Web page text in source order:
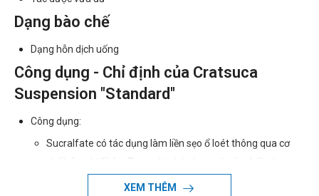
Dạng bào chế
Dạng hỗn dịch uống
Công dụng - Chỉ định của Cratsuca
Suspension "Standard"
Công dụng:
Sucralfate có tác dụng làm liền sẹo ổ loét thông qua cơ
chế bảo vệ tế bào. Tạo một phức hợp với các chất như
albumin và fribinogen của dịch rỉ kết dính với ổ loét, làm
XEM THÊM